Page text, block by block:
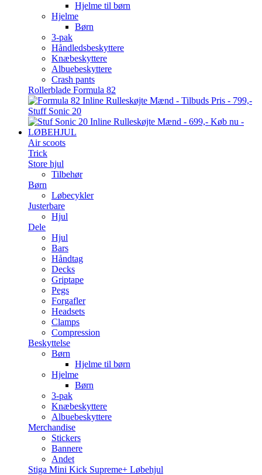
Hjelme til børn
Hjelme
Børn
3-pak
Håndledsbeskyttere
Knæbeskyttere
Albuebeskyttere
Crash pants
Rollerblade Formula 82
Stuff Sonic 20
LØBEHJUL
Air scoots
Trick
Store hjul
Tilbehør
Børn
Løbecykler
Justerbare
Hjul
Dele
Hjul
Bars
Håndtag
Decks
Griptape
Pegs
Forgafler
Headsets
Clamps
Compression
Beskyttelse
Børn
Hjelme til børn
Hjelme
Børn
3-pak
Knæbeskyttere
Albuebeskyttere
Merchandise
Stickers
Bannere
Andet
Stiga Mini Kick Supreme+ Løbehjul